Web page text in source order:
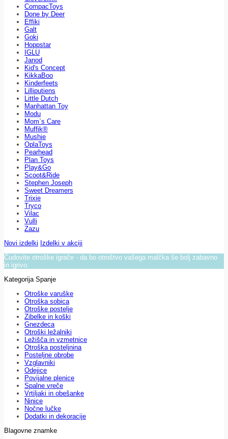
CompacToys
Done by Deer
Effiki
Galt
Goki
Hoppstar
IGLU
Janod
Kid's Concept
KikkaBoo
Kinderfeets
Lilliputiens
Little Dutch
Manhattan Toy
Modu
Mom`s Care
Muffik®
Mushie
OplaToys
Pearhead
Plan Toys
Play&Go
Scoot&Ride
Stephen Joseph
Sweet Dreamers
Trixie
Tryco
Vilac
Vulli
Zazu
Novi izdelki Izdelki v akciji
Čudovite otroške igrače - da bo otroštvo vašega malčka še bolj zabavno
in igrivo.
Kategorija Spanje
Otroške varuške
Otroška sobica
Otroške postelje
Zibelke in koški
Gnezdeca
Otroški ležalniki
Ležišča in vzmetnice
Otroška posteljnina
Posteljne obrobe
Vzglavniki
Odejice
Povijalne plenice
Spalne vreče
Vrtiljaki in obešanke
Ninice
Nočne lučke
Dodatki in dekoracije
Blagovne znamke